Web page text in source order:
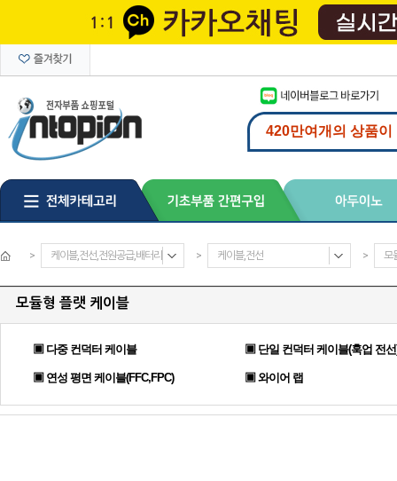
> 케이블,전선,전원공급,배터리 > 케이블,전선 > 모
모듈형 플랫 케이블
▣ 다중 컨덕터 케이블 ▣ 단일 컨덕터 케이블(훅업 전
▣ 연성 평면 케이블(FFC,FPC) ▣ 와이어 랩